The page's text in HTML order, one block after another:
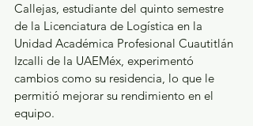
Callejas, estudiante del quinto semestre
de la Licenciatura de Logística en la
Unidad Académica Profesional Cuautitlán
Izcalli de la UAEMéx, experimentó
cambios como su residencia, lo que le
permitió mejorar su rendimiento en el
equipo.